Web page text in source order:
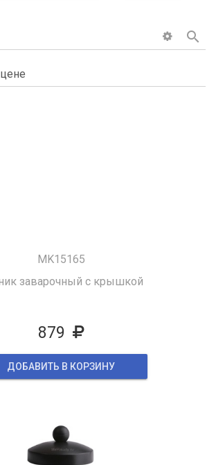
search
MK15165
заварочный с крышкой
879
ДОБАВИТЬ В КОРЗИНУ